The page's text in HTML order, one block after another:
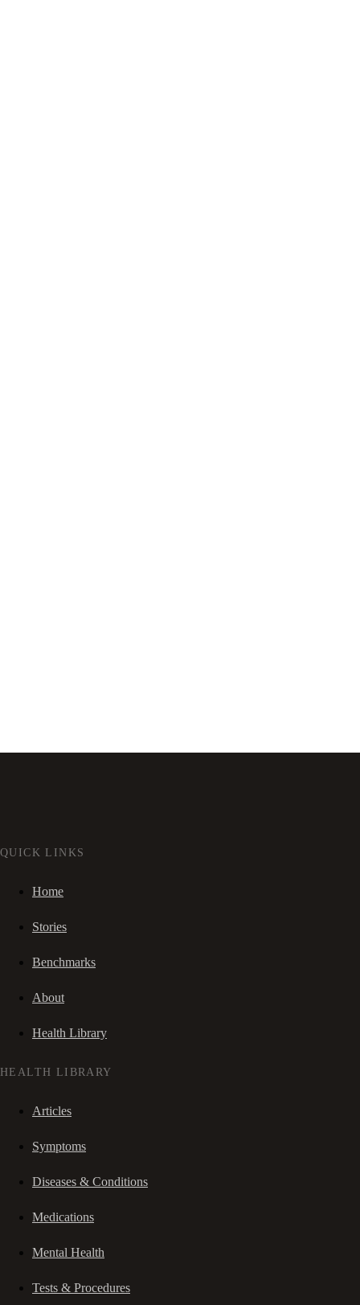
QUICK LINKS
Home
Stories
Benchmarks
About
Health Library
HEALTH LIBRARY
Articles
Symptoms
Diseases & Conditions
Medications
Mental Health
Tests & Procedures